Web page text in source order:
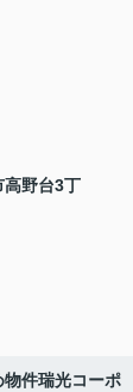
高野台3丁
物件瑞光コーポ